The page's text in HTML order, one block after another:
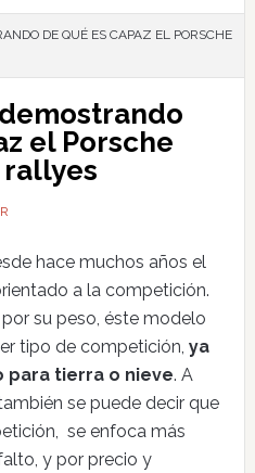
DE QUÉ ES CAPAZ EL PORSCHE
el Porsche
rallyes
hace muchos años el
a la competición.
su peso, éste modelo
tipo de competición, ya
para tierra o nieve. A
se puede decir que
se enfoca más
y por precio y